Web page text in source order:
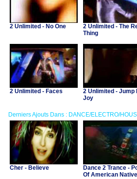
2 Unlimited - No One
2 Unlimited - The
Thing
2 Unlimited - Faces
2 Unlimited - Jump
Joy
Derniers Ajouts Dans : DANCE/ELECTRO/
Cher - Believe
Dance 2 Trance -
Of American